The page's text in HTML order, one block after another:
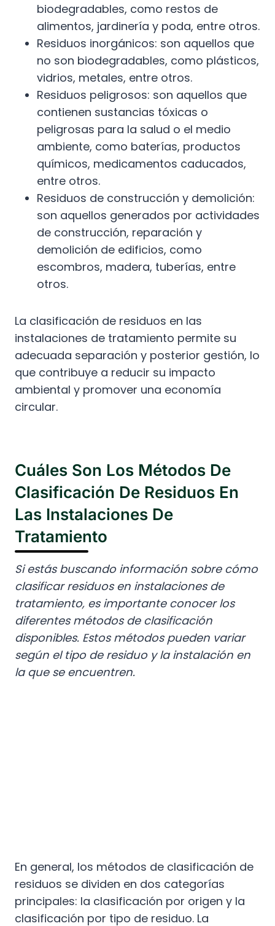
biodegradables, como restos de
alimentos, jardinería y poda, entre otros.
Residuos inorgánicos: son aquellos que
no son biodegradables, como plásticos,
vidrios, metales, entre otros.
Residuos peligrosos: son aquellos que
contienen sustancias tóxicas o
peligrosas para la salud o el medio
ambiente, como baterías, productos
químicos, medicamentos caducados,
entre otros.
Residuos de construcción y demolición:
son aquellos generados por actividades
de construcción, reparación y
demolición de edificios, como
escombros, madera, tuberías, entre
otros.
La clasificación de residuos en las
instalaciones de tratamiento permite su
adecuada separación y posterior gestión, lo
que contribuye a reducir su impacto
ambiental y promover una economía
circular.
Cuáles Son Los Métodos De
Clasificación De Residuos En
Las Instalaciones De
Tratamiento
Si estás buscando información sobre cómo
clasificar residuos en instalaciones de
tratamiento, es importante conocer los
diferentes métodos de clasificación
disponibles. Estos métodos pueden variar
según el tipo de residuo y la instalación en
la que se encuentren.
En general, los métodos de clasificación de
residuos se dividen en dos categorías
principales: la clasificación por origen y la
clasificación por tipo de residuo. La